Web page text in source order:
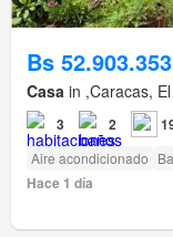
Bs 52.903.353
Casa in ,Caracas,
3 2
Aire acondicionado
Hace 1 día